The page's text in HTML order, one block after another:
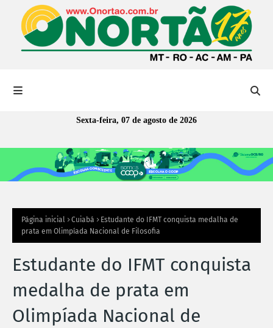
Sexta-feira, 07 de agosto de 2026
Página inicial Cuiabá
Estudante do IFMT conquista medalha de
prata em Olimpíada Nacional de Filosofia
Estudante do IFMT conquista
medalha de prata em
Olimpíada Nacional de